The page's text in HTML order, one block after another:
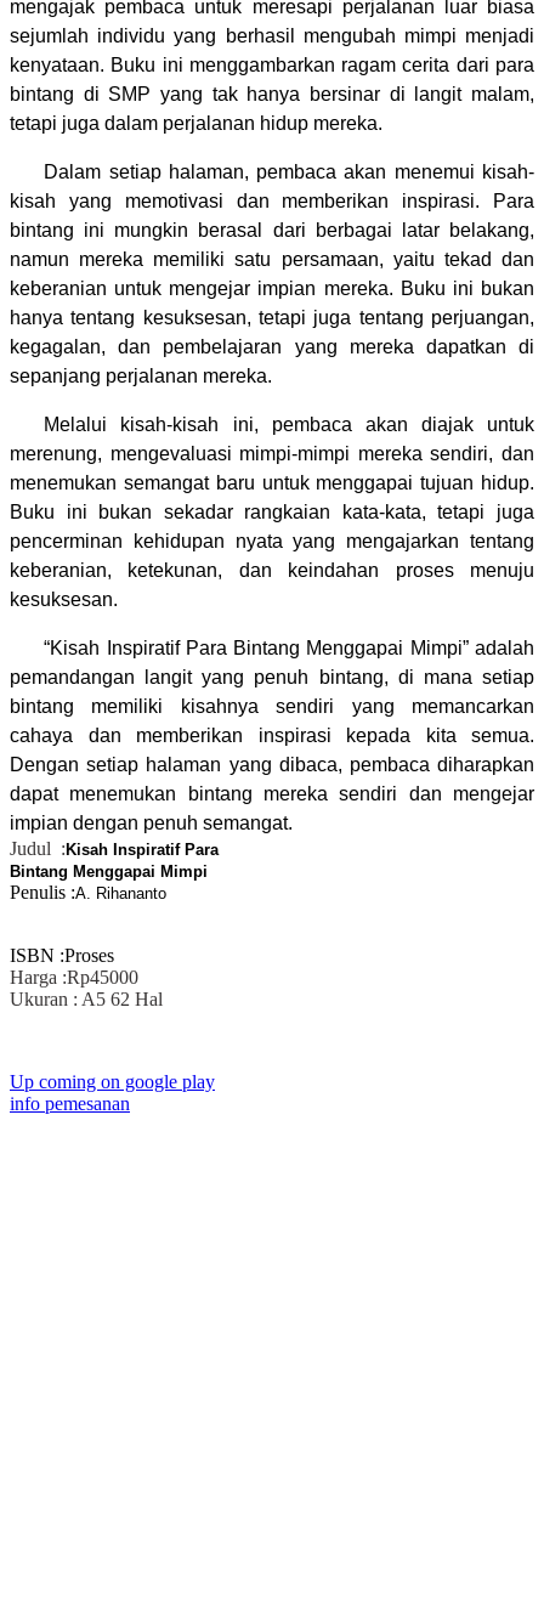
mengajak pembaca untuk meresapi perjalanan luar biasa
sejumlah individu yang berhasil mengubah mimpi menjadi
kenyataan. Buku ini menggambarkan ragam cerita dari para
bintang di SMP yang tak hanya bersinar di langit malam,
tetapi juga dalam perjalanan hidup mereka.
Dalam setiap halaman, pembaca akan menemui kisah-
kisah yang memotivasi dan memberikan inspirasi. Para
bintang ini mungkin berasal dari berbagai latar belakang,
namun mereka memiliki satu persamaan, yaitu tekad dan
keberanian untuk mengejar impian mereka. Buku ini bukan
hanya tentang kesuksesan, tetapi juga tentang perjuangan,
kegagalan, dan pembelajaran yang mereka dapatkan di
sepanjang perjalanan mereka.
Melalui kisah-kisah ini, pembaca akan diajak untuk
merenung, mengevaluasi mimpi-mimpi mereka sendiri, dan
menemukan semangat baru untuk menggapai tujuan hidup.
Buku ini bukan sekadar rangkaian kata-kata, tetapi juga
pencerminan kehidupan nyata yang mengajarkan tentang
keberanian, ketekunan, dan keindahan proses menuju
kesuksesan.
“Kisah Inspiratif Para Bintang Menggapai Mimpi” adalah
pemandangan langit yang penuh bintang, di mana setiap
bintang memiliki kisahnya sendiri yang memancarkan
cahaya dan memberikan inspirasi kepada kita semua.
Dengan setiap halaman yang dibaca, pembaca diharapkan
dapat menemukan bintang mereka sendiri dan mengejar
impian dengan penuh semangat.
Judul : Kisah Inspiratif Para
Bintang Menggapai Mimpi
Penulis :A. Rihananto
ISBN :Proses
Harga :Rp45000
Ukuran : A5 62 Hal
Up coming on google play
info pemesanan